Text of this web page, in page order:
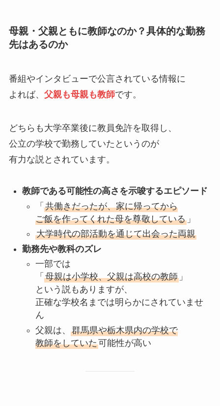
母親・父親ともに教師なのか？具体的な勤務
先はあるのか
番組やインタビューで公言されている情報に
よれば、 父親も母親も教師です。
どちらも大学卒業後に教員免許を取得し、
公立の学校で勤務していたというのが
有力な説とされています。
教師である可能性の高さを示唆するエピソード
「 共働きだったが、家に帰ってから
ご飯を作ってくれた母を尊敬している」
大学時代の部活動を通じて出会った両親
勤務先や教科のズレ
一部では
「 母親は小学校、父親は高校の教師」
という説もありますが、
正確な学校名までは明らかにされていませ
ん
父親は、 群馬県や栃木県内の学校で
教師をしていた可能性が高い